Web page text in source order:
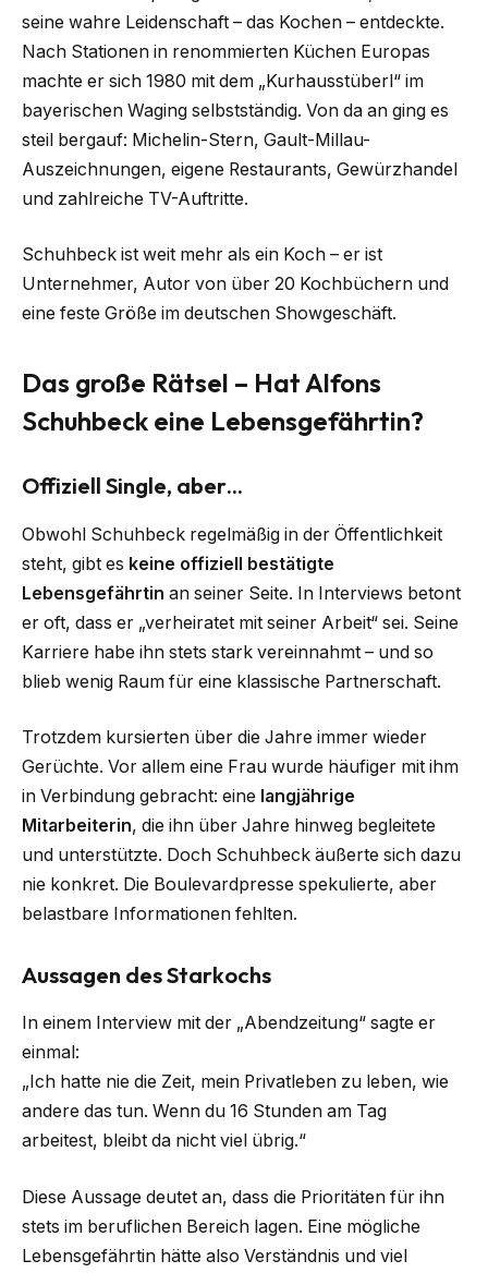
seine wahre Leidenschaft – das Kochen – entdeckte.
Nach Stationen in renommierten Küchen Europas
machte er sich 1980 mit dem „Kurhausstüberl“ im
bayerischen Waging selbstständig. Von da an ging es
steil bergauf: Michelin-Stern, Gault-Millau-
Auszeichnungen, eigene Restaurants, Gewürzhandel
und zahlreiche TV-Auftritte.
Schuhbeck ist weit mehr als ein Koch – er ist
Unternehmer, Autor von über 20 Kochbüchern und
eine feste Größe im deutschen Showgeschäft.
Das große Rätsel – Hat Alfons
Schuhbeck eine Lebensgefährtin?
Offiziell Single, aber…
Obwohl Schuhbeck regelmäßig in der Öffentlichkeit
steht, gibt es keine offiziell bestätigte
Lebensgefährtin an seiner Seite. In Interviews betont
er oft, dass er „verheiratet mit seiner Arbeit“ sei. Seine
Karriere habe ihn stets stark vereinnahmt – und so
blieb wenig Raum für eine klassische Partnerschaft.
Trotzdem kursierten über die Jahre immer wieder
Gerüchte. Vor allem eine Frau wurde häufiger mit ihm
in Verbindung gebracht: eine langjährige
Mitarbeiterin, die ihn über Jahre hinweg begleitete
und unterstützte. Doch Schuhbeck äußerte sich dazu
nie konkret. Die Boulevardpresse spekulierte, aber
belastbare Informationen fehlten.
Aussagen des Starkochs
In einem Interview mit der „Abendzeitung“ sagte er
einmal:
„Ich hatte nie die Zeit, mein Privatleben zu leben, wie
andere das tun. Wenn du 16 Stunden am Tag
arbeitest, bleibt da nicht viel übrig.“
Diese Aussage deutet an, dass die Prioritäten für ihn
stets im beruflichen Bereich lagen. Eine mögliche
Lebensgefährtin hätte also Verständnis und viel